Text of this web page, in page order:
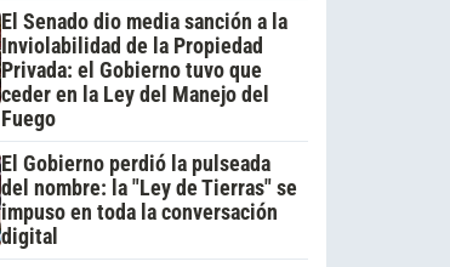
El Senado dio media sanción a la
Inviolabilidad de la Propiedad
Privada: el Gobierno tuvo que
ceder en la Ley del Manejo del
Fuego
El Gobierno perdió la pulseada
del nombre: la "Ley de Tierras" se
impuso en toda la conversación
digital